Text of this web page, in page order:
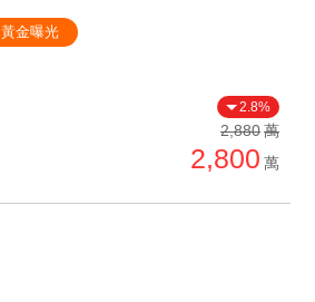
黃金曝光
2.8%
2,880萬
2,800 萬